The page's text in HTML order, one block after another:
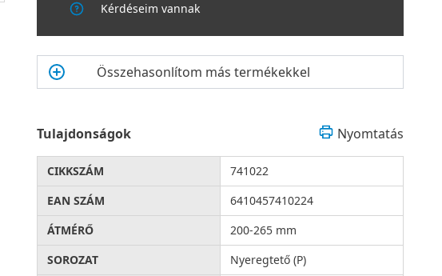
Kérdéseim vannak
Összehasonlítom más termékekkel
Tulajdonságok Nyomtatás
CIKKSZÁM
741022
EAN SZÁM
6410457410224
ÁTMÉRŐ
200-265 mm
SOROZAT
Nyeregtető (P)